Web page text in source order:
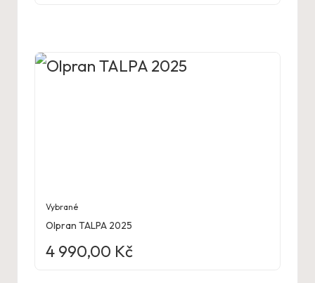
Vybrané
Olpran TALPA 2025
4 990,00 Kč